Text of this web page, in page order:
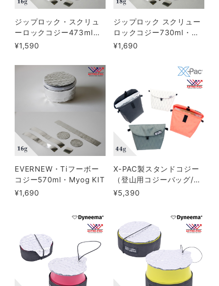
ジップロック・スクリュ
ーロックコジー473ml・
Myog KIT
¥1,590
ジップロック スクリュー
ロックコジー730ml・
Myog KIT
¥1,690
EVERNEW・Tiフーボー
コジー570ml・Myog KIT
¥1,690
X-PAC製スタンドコジー
（登山用コジーバッグ/ジ
ップロック飯用保温ケー
¥5,390